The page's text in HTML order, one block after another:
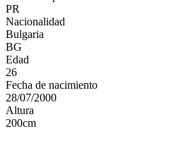
PR
Nacionalidad
Bulgaria
BG
Edad
26
Fecha de nacimiento
28/07/2000
Altura
200cm